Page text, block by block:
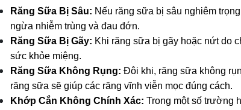
Răng Sữa Bị Sâu: Nếu răng sữa bị sâu nghiêm
ngừa nhiễm trùng và đau đớn.
Răng Sữa Bị Gãy: Khi răng sữa bị gãy hoặc nứt do
sức khỏe miệng.
Răng Sữa Không Rụng: Đôi khi, răng sữa không
răng sữa sẽ giúp các răng vĩnh viễn mọc đúng cách.
Khớp Cắn Không Chính Xác: Trong một số trường